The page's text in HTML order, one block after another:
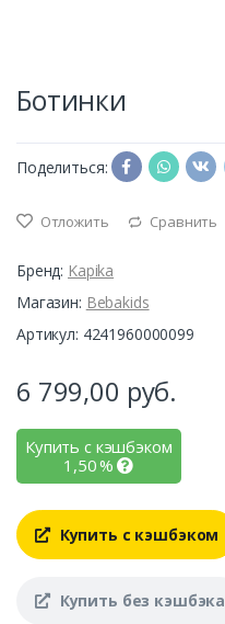
Ботинки
Поделиться:
Отложить Сравнить
Бренд: Kapika
Магазин: Bebakids
Артикул: 4241960000099
6 799,00 руб.
Купить с кэшбэком
1,50%
Купить с кэшбэком
Купить без кэшбэка